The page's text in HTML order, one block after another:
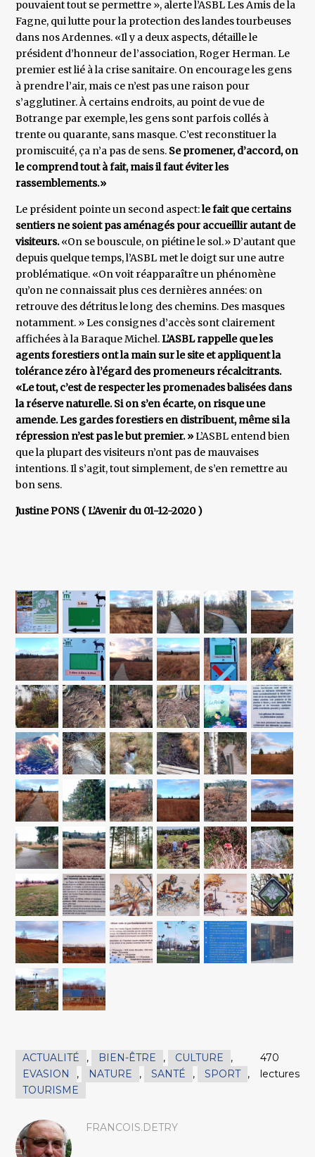
pouvaient tout se permettre », alerte l’ASBL Les Amis de la
Fagne, qui lutte pour la protection des landes tourbeuses
dans nos Ardennes. «Il y a deux aspects, détaille le
président d’honneur de l’association, Roger Herman. Le
premier est lié à la crise sanitaire. On encourage les gens
à prendre l’air, mais ce n’est pas une raison pour
s’agglutiner. À certains endroits, au point de vue de
Botrange par exemple, les gens sont parfois collés à
trente ou quarante, sans masque. C’est reconstituer la
promiscuité, ça n’a pas de sens. Se promener, d’accord, on
le comprend tout à fait, mais il faut éviter les
rassemblements.»
Le président pointe un second aspect:le fait que certains
sentiers ne soient pas aménagés pour accueillir autant de
visiteurs.«On se bouscule, on piétine le sol.» D’autant que
depuis quelque temps, l’ASBL met le doigt sur une autre
problématique. «On voit réapparaître un phénomène
qu’on ne connaissait plus ces dernières années: on
retrouve des détritus le long des chemins. Des masques
notamment. » Les consignes d’accès sont clairement
affichées à la Baraque Michel.L’ASBL rappelle que les
agents forestiers ont la main sur le site et appliquent la
tolérance zéro à l’égard des promeneurs récalcitrants.
«Le tout, c’est de respecter les promenades balisées dans
la réserve naturelle. Si on s’en écarte, on risque une
amende. Les gardes forestiers en distribuent, même si la
répression n’est pas le but premier. »L’ASBL entend bien
que la plupart des visiteurs n’ont pas de mauvaises
intentions. Il s’agit, tout simplement, de s’en remettre au
bon sens.
Justine PONS ( L’Avenir du 01-12-2020 )
ACTUALITÉ , BIEN-ÊTRE , CULTURE
,
EVASION
, NATURE , SANTÉ , SPORT ,
TOURISME
470
lectures
FRANCOIS.DETRY